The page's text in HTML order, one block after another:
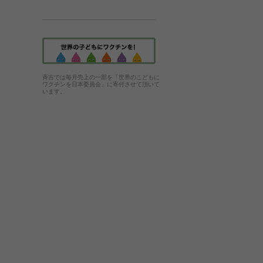
斉吉では毎月売上の一部を「世界のこどもに
ワクチンを日本委員会」に寄付させて頂いて
います。